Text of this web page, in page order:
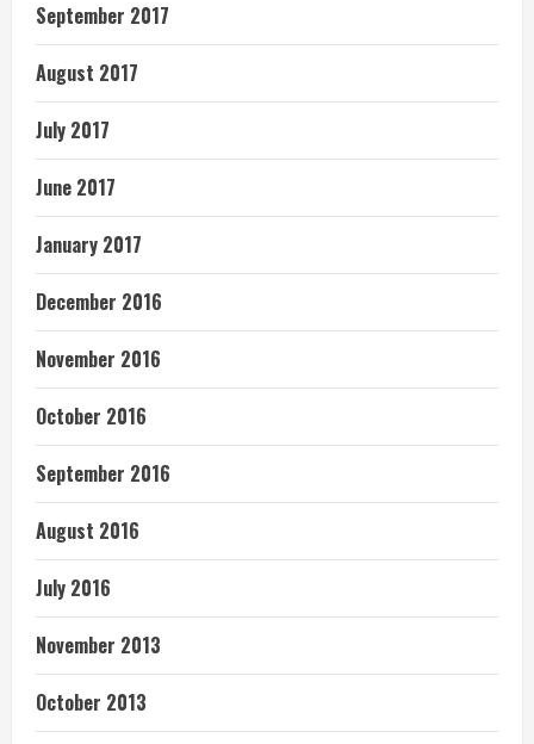
September 2017
August 2017
July 2017
June 2017
January 2017
December 2016
November 2016
October 2016
September 2016
August 2016
July 2016
November 2013
October 2013